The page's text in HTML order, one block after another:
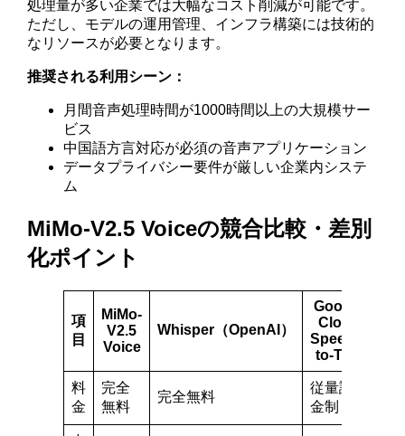
処理量が多い企業では大幅なコスト削減が可能です。
ただし、モデルの運用管理、インフラ構築には技術的
なリソースが必要となります。
推奨される利用シーン：
月間音声処理時間が1000時間以上の大規模サー
ビス
中国語方言対応が必須の音声アプリケーション
データプライバシー要件が厳しい企業内システ
ム
MiMo-V2.5 Voiceの競合比較・差別
化ポイント
項
目
MiMo-
V2.5
Voice
Whisper（OpenAI）
Google
Cloud
Speech-
to-Text
料
金
完全
無料
完全無料
従量課
金制